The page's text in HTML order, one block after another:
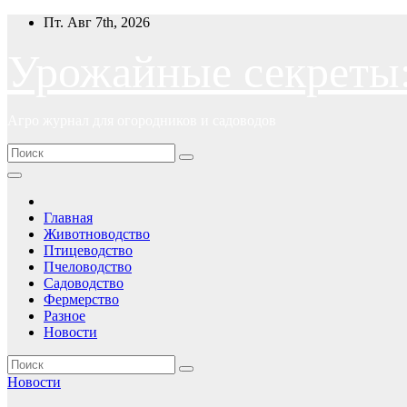
ПерейтиПт. Авг 7th, 2026
Главная
Животноводство
Птицеводство
Пчеловодство
Садоводство
Фермерство
Разное
Новости
Новости